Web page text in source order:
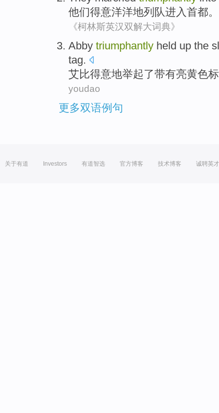
他们得意洋洋地列队进入首都。
《柯林斯英汉双解大词典》
Abby triumphantly held up the
tag.
艾比得意地举起了带有亮黄色
youdao
更多双语例句
关于有道 Investors 有道智选 官方博客 技术博客 诚聘英才